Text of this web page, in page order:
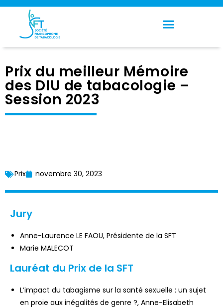
Panneau de gestion des cookies
Prix du meilleur Mémoire
des DIU de tabacologie –
Session 2023
Prix novembre 30, 2023
Jury
Anne-Laurence LE FAOU, Présidente de la SFT
Marie MALECOT
Lauréat du Prix de la SFT
L’impact du tabagisme sur la santé sexuelle : un sujet
en proie aux inégalités de genre ?, Anne-Elisabeth